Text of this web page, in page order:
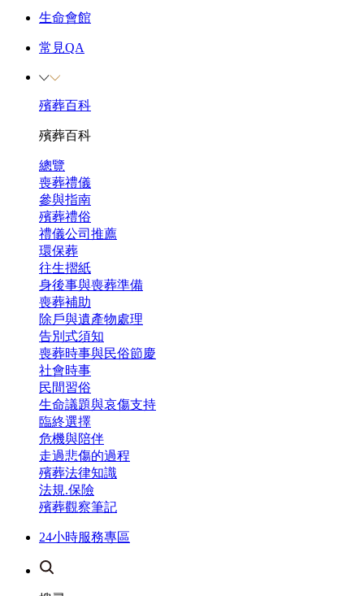
生命會館
常見QA
殯葬百科
殯葬百科
總覽
喪葬禮儀
參與指南
殯葬禮俗
禮儀公司推薦
環保葬
往生摺紙
身後事與喪葬準備
喪葬補助
除戶與遺產物處理
告別式須知
喪葬時事與民俗節慶
社會時事
民間習俗
生命議題與哀傷支持
臨終選擇
危機與陪伴
走過悲傷的過程
殯葬法律知識
法規.保險
殯葬觀察筆記
24小時服務專區